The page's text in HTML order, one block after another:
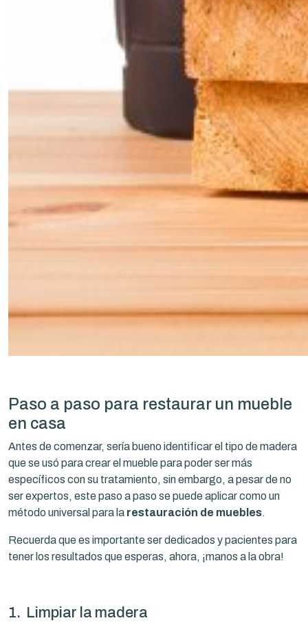
Paso a paso para restaurar un mueble
en casa
Antes de comenzar, sería bueno identificar el tipo de madera
que se usó para crear el mueble para poder ser más
específicos con su tratamiento, sin embargo, a pesar de no
ser expertos, este paso a paso se puede aplicar como un
método universal para la restauración de muebles.
Recuerda que es importante ser dedicados y pacientes para
tener los resultados que esperas, ahora, ¡manos a la obra!
1. Limpiar la madera